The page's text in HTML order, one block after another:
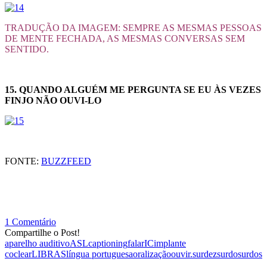
TRADUÇÃO DA IMAGEM: SEMPRE AS MESMAS PESSOAS
DE MENTE FECHADA, AS MESMAS CONVERSAS SEM
SENTIDO.
15. QUANDO ALGUÉM ME PERGUNTA SE EU ÀS VEZES
FINJO NÃO OUVI-LO
FONTE: BUZZFEED
1 Comentário
Compartilhe o Post!
aparelho auditivoASLcaptioningfalarICimplante
coclearLIBRASlíngua portuguesaoralizaçãoouvir.surdezsurdosurdos